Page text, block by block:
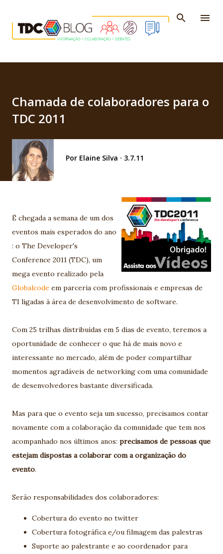
Chamada de colaboradores para o
TDC 2011
Por Elaine Silva 3.7.11
É chegada a semana de um dos
eventos mais esperados do ano
: o The Developer's
Conference 2011 (TDC), um
mega evento realizado pela
Globalcode em parceria com profissionais e empresas de
TI ligadas à área de desenvolvimento de software.
Com 25 trilhas distribuídas em 5 dias de evento, teremos a
oportunidade de conhecer o que há de mais novo e
interessante no mercado, além de poder compartilhar
momentos agradáveis de networking com uma comunidade
de desenvolvedores bastante diversificada.
Mas para que o evento seja um sucesso, precisamos contar
novamente com a colaboração da comunidade que tem nos
acompanhado nos últimos anos: precisamos de pessoas que
estejam dispostas a colaborar com a organização do
evento.
Serão responsabilidades dos colaboradores:
Cobertura do evento no twitter
Cobertura fotográfica e/ou filmagem das palestras
Suporte ao palestrante e ao coordenador para